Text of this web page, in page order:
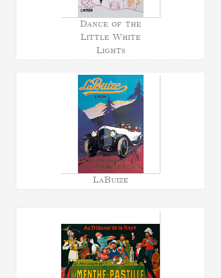
Dance of the
Little White
Lights
LaBuize